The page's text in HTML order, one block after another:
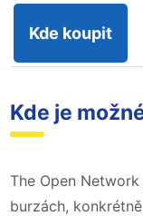
Kde koupit
Kde je
The Open
burzách,